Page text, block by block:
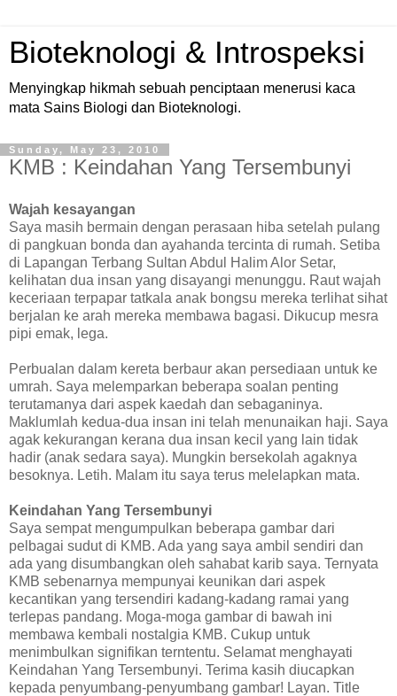
Bioteknologi & Introspeksi
Menyingkap hikmah sebuah penciptaan menerusi kaca
mata Sains Biologi dan Bioteknologi.
Sunday, May 23, 2010
KMB : Keindahan Yang Tersembunyi
Wajah kesayangan
Saya masih bermain dengan perasaan hiba setelah pulang
di pangkuan bonda dan ayahanda tercinta di rumah. Setiba
di Lapangan Terbang Sultan Abdul Halim Alor Setar,
kelihatan dua insan yang disayangi menunggu. Raut wajah
keceriaan terpapar tatkala anak bongsu mereka terlihat sihat
berjalan ke arah mereka membawa bagasi. Dikucup mesra
pipi emak, lega.
Perbualan dalam kereta berbaur akan persediaan untuk ke
umrah. Saya melemparkan beberapa soalan penting
terutamanya dari aspek kaedah dan sebaganinya.
Maklumlah kedua-dua insan ini telah menunaikan haji. Saya
agak kekurangan kerana dua insan kecil yang lain tidak
hadir (anak sedara saya). Mungkin bersekolah agaknya
besoknya. Letih. Malam itu saya terus melelapkan mata.
Keindahan Yang Tersembunyi
Saya sempat mengumpulkan beberapa gambar dari
pelbagai sudut di KMB. Ada yang saya ambil sendiri dan
ada yang disumbangkan oleh sahabat karib saya. Ternyata
KMB sebenarnya mempunyai keunikan dari aspek
kecantikan yang tersendiri kadang-kadang ramai yang
terlepas pandang. Moga-moga gambar di bawah ini
membawa kembali nostalgia KMB. Cukup untuk
menimbulkan signifikan terntentu. Selamat menghayati
Keindahan Yang Tersembunyi. Terima kasih diucapkan
kepada penyumbang-penyumbang gambar! Layan. Title